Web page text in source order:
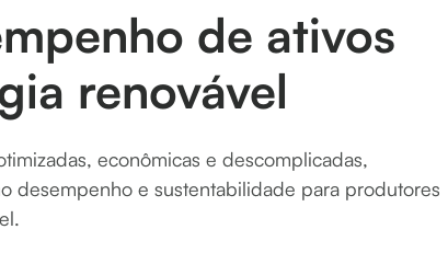
de ativos
renovável
econômicas e descomplicadas,
desempenho e sustentabilidade para produtores